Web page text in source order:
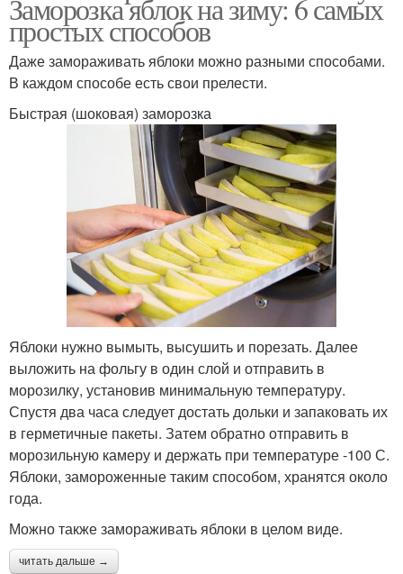
Заморозка яблок на зиму: 6 самых
простых способов
Даже замораживать яблоки можно разными способами.
В каждом способе есть свои прелести.
Быстрая (шоковая) заморозка
Яблоки нужно вымыть, высушить и порезать. Далее
выложить на фольгу в один слой и отправить в
морозилку, установив минимальную температуру.
Спустя два часа следует достать дольки и запаковать их
в герметичные пакеты. Затем обратно отправить в
морозильную камеру и держать при температуре -100 С.
Яблоки, замороженные таким способом, хранятся около
года.
Можно также замораживать яблоки в целом виде.
читать дальше →